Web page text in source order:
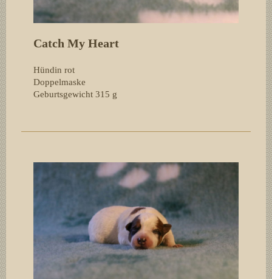
Catch My Heart
Hündin rot
Doppelmaske
Geburtsgewicht 315 g